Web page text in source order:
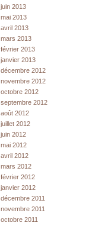
juin 2013
mai 2013
avril 2013
mars 2013
février 2013
janvier 2013
décembre 2012
novembre 2012
octobre 2012
septembre 2012
août 2012
juillet 2012
juin 2012
mai 2012
avril 2012
mars 2012
février 2012
janvier 2012
décembre 2011
novembre 2011
octobre 2011